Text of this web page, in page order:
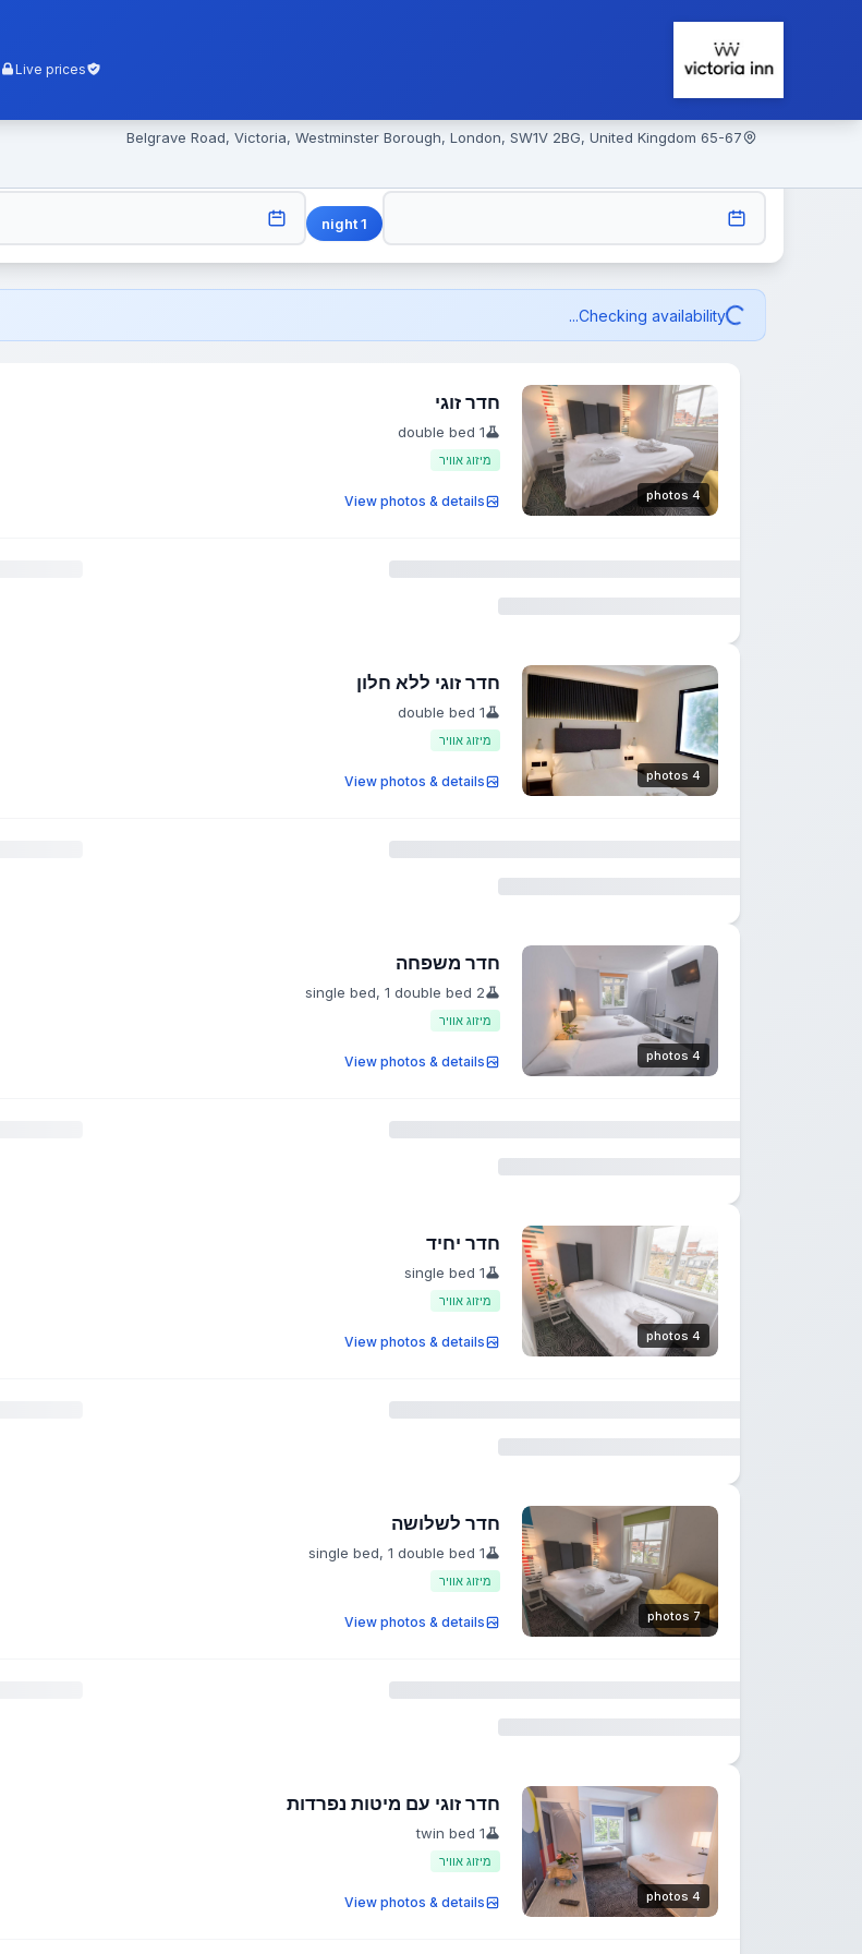
Live prices
65-67 Belgrave Road, Victoria, Westminster Borough, London, SW1V 2BG, United Kingdom
1
night
Checking availability...
4 photos
חדר זוגי
1 double bed
מיזוג אוויר
View photos & details
4 photos
חדר זוגי ללא חלון
1 double bed
מיזוג אוויר
View photos & details
4 photos
חדר משפחה
2 single bed, 1 double bed
מיזוג אוויר
View photos & details
4 photos
חדר יחיד
1 single bed
מיזוג אוויר
View photos & details
7 photos
חדר לשלושה
1 single bed, 1 double bed
מיזוג אוויר
View photos & details
4 photos
חדר זוגי עם מיטות נפרדות
1 twin bed
מיזוג אוויר
View photos & details